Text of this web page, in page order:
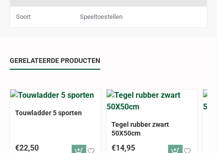
Soort Speeltoestellen
GERELATEERDE PRODUCTEN
Touwladder 5 sporten
€22,50
Tegel rubber zwart
50X50cm
€14,95